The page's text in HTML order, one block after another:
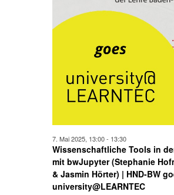
Wissenschaftliche Tools in
mit bwJupyter (Stephanie
& Jasmin Hörter) | HND-BW
university@LEARNTEC
7. Mai 2025, 13:00- 13:30